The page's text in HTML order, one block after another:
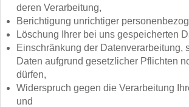
deren Verarbeitung,
Berichtigung unrichtiger
Löschung Ihrer bei uns gespeicherten
Einschränkung der Datenverarbeitung,
Daten aufgrund gesetzlicher Pflichten
dürfen,
Widerspruch gegen die Verarbeitung
und